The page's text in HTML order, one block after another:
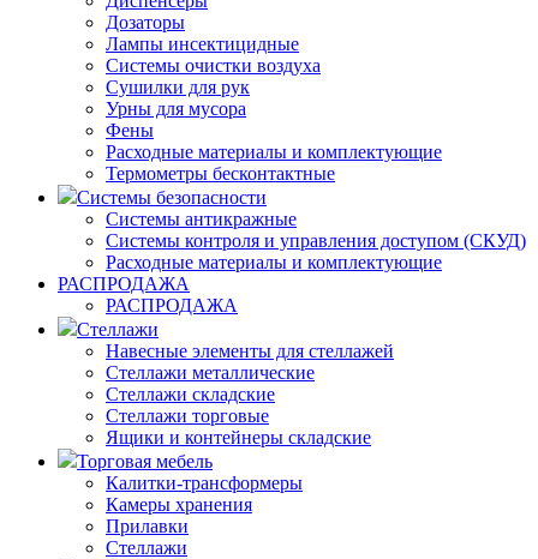
Дозаторы
Лампы инсектицидные
Системы очистки воздуха
Сушилки для рук
Урны для мусора
Фены
Расходные материалы и комплектующие
Термометры бесконтактные
Системы безопасности
Системы антикражные
Системы контроля и управления доступом (СКУД)
Расходные материалы и комплектующие
РАСПРОДАЖА
РАСПРОДАЖА
Стеллажи
Навесные элементы для стеллажей
Стеллажи металлические
Стеллажи складские
Стеллажи торговые
Ящики и контейнеры складские
Торговая мебель
Калитки-трансформеры
Камеры хранения
Прилавки
Стеллажи